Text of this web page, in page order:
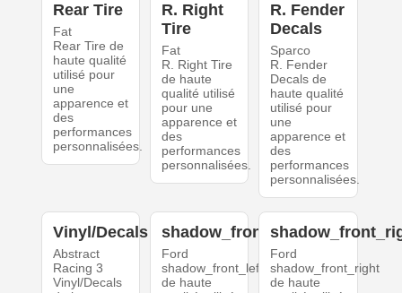
Rear Tire
Fat
Rear Tire de
haute qualité
utilisé pour
une
apparence et
des
performances
personnalisées.
R. Right
Tire
Fat
R. Right Tire
de haute
qualité utilisé
pour une
apparence et
des
performances
personnalisées.
R. Fender
Decals
Sparco
R. Fender
Decals de
haute qualité
utilisé pour
une
apparence et
des
performances
personnalisées.
Vinyl/Decals
Abstract
Racing 3
Vinyl/Decals
shadow_front_left
Ford
shadow_front_left
de haute
Ford
shadow_front_right
de haute